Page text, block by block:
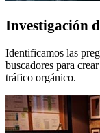
Investigación
Identificamos las
buscadores para
tráfico orgánico.